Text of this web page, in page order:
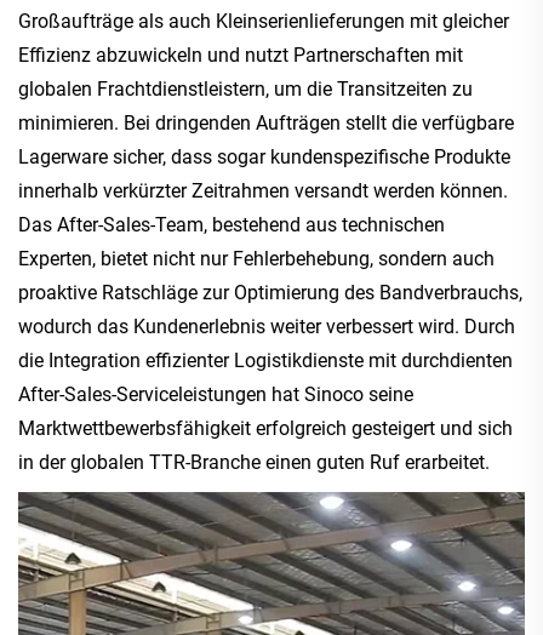
Großaufträge als auch Kleinserienlieferungen mit gleicher
Effizienz abzuwickeln und nutzt Partnerschaften mit
globalen Frachtdienstleistern, um die Transitzeiten zu
minimieren. Bei dringenden Aufträgen stellt die verfügbare
Lagerware sicher, dass sogar kundenspezifische Produkte
innerhalb verkürzter Zeitrahmen versandt werden können.
Das After-Sales-Team, bestehend aus technischen
Experten, bietet nicht nur Fehlerbehebung, sondern auch
proaktive Ratschläge zur Optimierung des Bandverbrauchs,
wodurch das Kundenerlebnis weiter verbessert wird. Durch
die Integration effizienter Logistikdienste mit durchdienten
After-Sales-Serviceleistungen hat Sinoco seine
Marktwettbewerbsfähigkeit erfolgreich gesteigert und sich
in der globalen TTR-Branche einen guten Ruf erarbeitet.